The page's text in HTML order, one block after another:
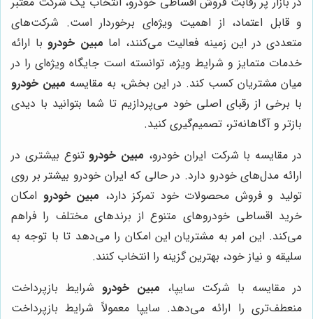
و قابل اعتماد، از اهمیت ویژه‌ای برخوردار است. شرکت‌های
متعددی در این زمینه فعالیت می‌کنند، اما مبین خودرو با ارائه
خدمات متمایز و شرایط ویژه، توانسته است جایگاه ویژه‌ای را در
میان مشتریان کسب کند. در این بخش، به مقایسه مبین خودرو
با برخی از رقبای اصلی خود می‌پردازیم تا شما بتوانید با دیدی
بازتر و آگاهانه‌تر، تصمیم‌گیری کنید.
در مقایسه با شرکت ایران خودرو، مبین خودروتنوع بیشتری در
ارائه مدل‌های خودرو دارد. در حالی که ایران خودرو بیشتر بر روی
تولید و فروش محصولات خود تمرکز دارد، مبین خودرو امکان
خرید اقساطی خودروهای متنوع از برندهای مختلف را فراهم
می‌کند. این امر به مشتریان این امکان را می‌دهد تا با توجه به
سلیقه و نیاز خود، بهترین گزینه را انتخاب کنند.
در مقایسه با شرکت سایپا، مبین خودرو شرایط بازپرداخت
منعطف‌تری را ارائه می‌دهد. سایپا معمولاً شرایط بازپرداخت